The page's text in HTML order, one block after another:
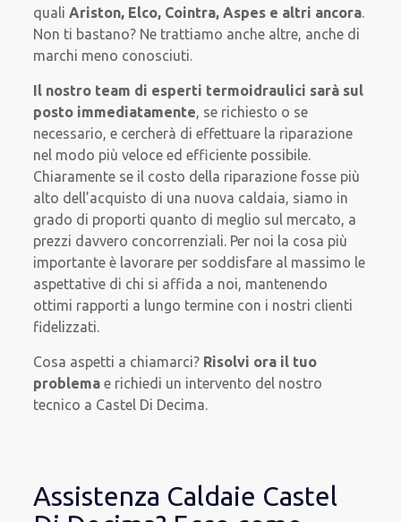
qualiAriston, Elco, Cointra, Aspes e altri ancora.
Non ti bastano? Ne trattiamo anche altre, anche di
marchi meno conosciuti.
Il nostro team di esperti termoidraulici sarà sul
posto immediatamente, se richiesto o se
necessario, e cercherà di effettuare la riparazione
nel modo più veloce ed efficiente possibile.
Chiaramente se il costo della riparazione fosse più
alto dell’acquisto di una nuova caldaia, siamo in
grado di proporti quanto di meglio sul mercato, a
prezzi davvero concorrenziali. Per noi la cosa più
importante è lavorare per soddisfare al massimo le
aspettative di chi si affida a noi, mantenendo
ottimi rapporti a lungo termine con i nostri clienti
fidelizzati.
Cosa aspetti a chiamarci? Risolvi ora il tuo
problema e richiedi un intervento del nostro
tecnico a Castel Di Decima.
Assistenza Caldaie Castel